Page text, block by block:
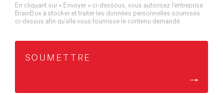
En cliquant sur « Envoyer » ci-dessous, vous autorisez l’entreprise
BrainBox à stocker et traiter les données personnelles soumises
ci-dessus afin qu’elle vous fournisse le contenu demandé.